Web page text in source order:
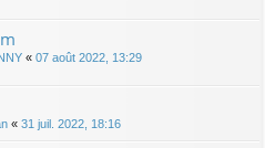
« 07 août 2022, 13:29
« 31 juil. 2022, 18:16